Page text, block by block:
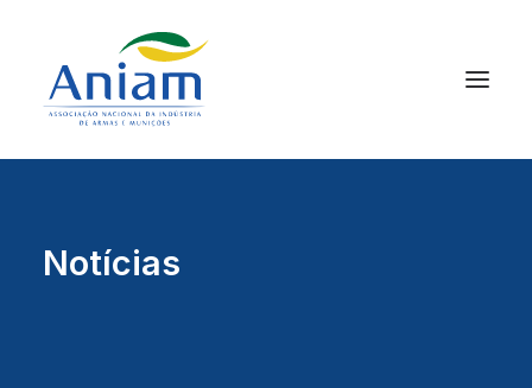
Notícias